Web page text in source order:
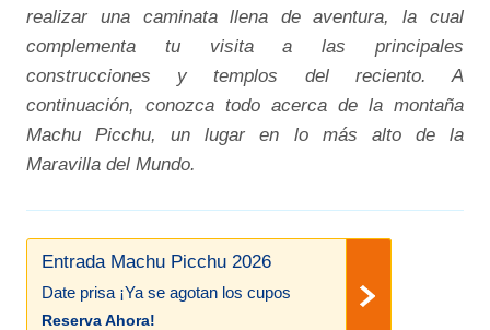
realizar una caminata llena de aventura, la cual
complementa tu visita a las principales
construcciones y templos del reciento. A
continuación, conozca todo acerca de la montaña
Machu Picchu, un lugar en lo más alto de la
Maravilla del Mundo.
Entrada Machu Picchu 2026
Date prisa ¡Ya se agotan los cupos
Reserva Ahora!